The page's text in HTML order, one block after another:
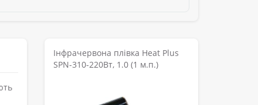
Інфрачервона плівка Heat Plus
SPN-310-220Вт, 1.0 (1 м.п.)